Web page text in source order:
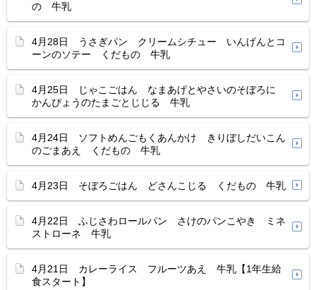
の 牛乳
4月28日 うさぎパン クリームシチュー いんげんとコ
ーンのソテー くだもの 牛乳
4月25日 じゃこごはん なまあげとやさいのそぼろに
かんぴょうのたまごとじじる 牛乳
4月24日 ソフトめんごもくあんかけ きりぼしだいこん
のごまあえ くだもの 牛乳
4月23日 そぼろごはん どさんこじる くだもの 牛乳
4月22日 ふじさわロールパン さけのパンこやき ミネ
ストローネ 牛乳
4月21日 カレーライス フルーツあえ 牛乳【1年生給
食スタート】